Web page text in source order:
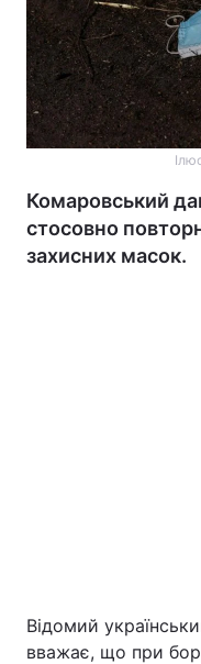
Комаровський
стосовно
захисних масок.
Відомий
вважає, що при